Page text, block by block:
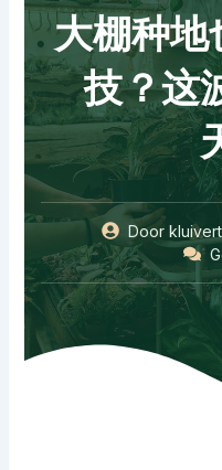
大棚种
技？这
Door kluivert